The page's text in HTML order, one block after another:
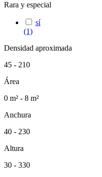
Rara y especial
sí
(1)
Densidad aproximada
45 - 210
Área
0 m² - 8 m²
Anchura
40 - 230
Altura
30 - 330